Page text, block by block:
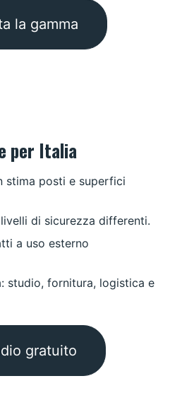
la gamma
per Italia
stima posti e superfici
di sicurezza differenti.
a uso esterno
studio, fornitura, logistica e
gratuito